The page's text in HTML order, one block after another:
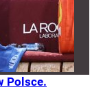
Polsce.